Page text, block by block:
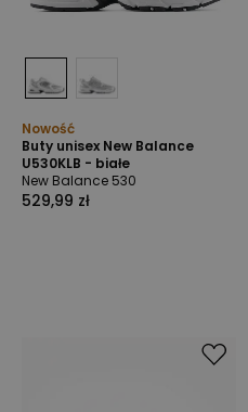
Nowość
Buty unisex New Balance
U530KLB - białe
New Balance 530
529,99 zł